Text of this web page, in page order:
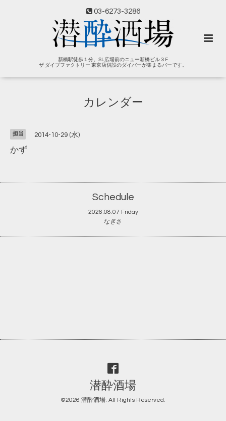
03-6273-3286
新橋駅徒歩１分。SL広場前のニュー新橋ビル３F
ザ ダイブファクトリー 東京店併設のダイバーが集まるバーです。
カレンダー
担当 2014-10-29 (水)
かず
Schedule
2026.08.07 Friday
なぎさ
潜酔酒場
©2026 潜酔酒場. All Rights Reserved.